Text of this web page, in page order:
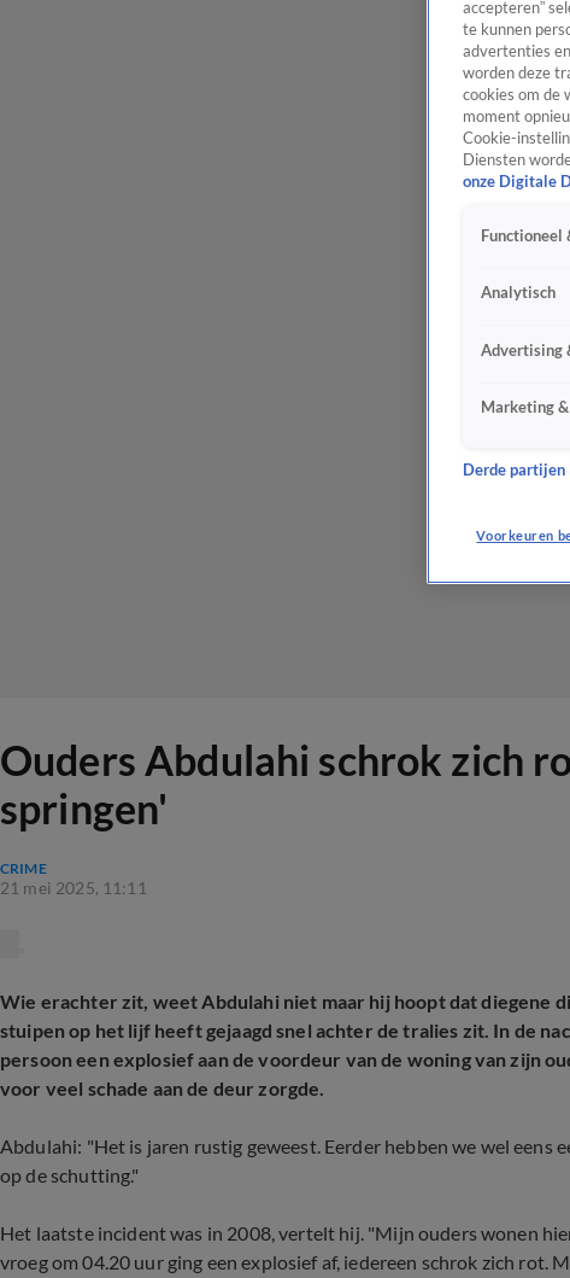
Ouders Abdulahi schrok zich
springen'
CRIME
21 mei 2025, 11:11
Wie erachter zit, weet Abdulahi niet maar hij hoopt dat diegene
stuipen op het lijf heeft gejaagd snel achter de tralies zit. In de
persoon een explosief aan de voordeur van de woning van zijn
voor veel schade aan de deur zorgde.
Abdulahi: "Het is jaren rustig geweest. Eerder hebben we wel eens
op de schutting."
Het laatste incident was in 2008, vertelt hij. "Mijn ouders wonen
vroeg om 04.20 uur ging een explosief af, iedereen schrok zich rot.
accepteren”
te kunnen
advertenties
worden deze
cookies om de
moment
Cookie-
Diensten
onze Digitale
Functioneel
Analytisch
Advertising
Marketing
Derde
Voorkeuren